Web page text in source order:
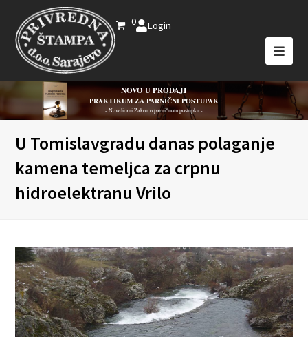
0 Login
NOVO U PRODAJI
PRAKTIKUM ZA PARNIČNI POSTUPAK
- Novelirani Zakon o parničnom postupku -
U Tomislavgradu danas polaganje
kamena temeljca za crpnu
hidroelektranu Vrilo